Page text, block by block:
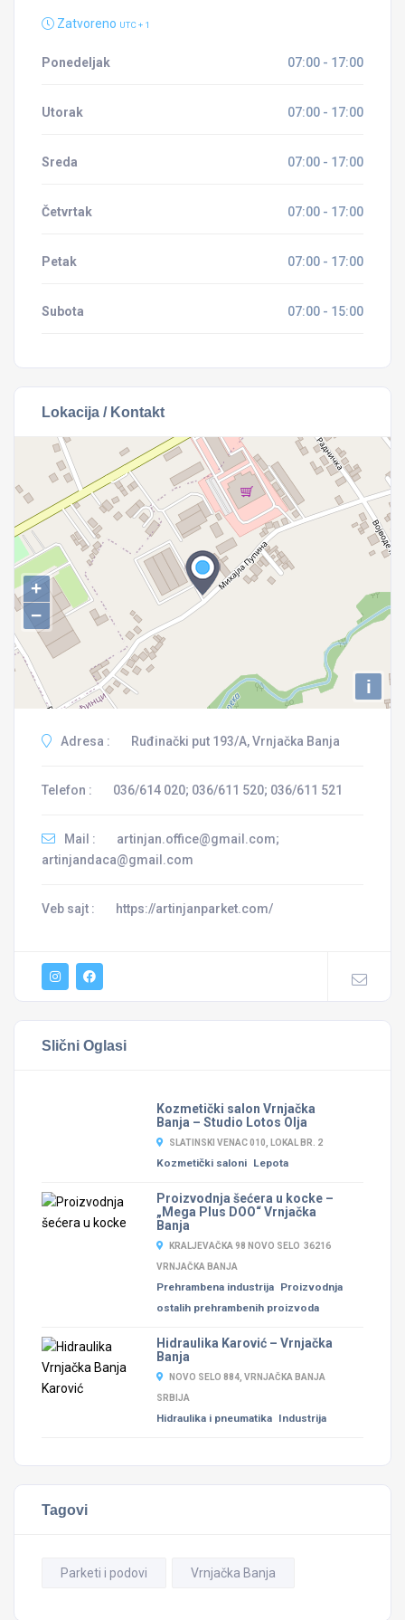
Zatvoreno UTC + 1
Ponedeljak 07:00 - 17:00
Utorak 07:00 - 17:00
Sreda 07:00 - 17:00
Četvrtak 07:00 - 17:00
Petak 07:00 - 17:00
Subota 07:00 - 15:00
Lokacija / Kontakt
+
−
i
Adresa : Ruđinački put 193/A, Vrnjačka Banja
Telefon : 036/614 020; 036/611 520; 036/611 521
Mail :
artinjan.office@gmail.com;
artinjandaca@gmail.com
Veb sajt : https://artinjanparket.com/
Slični Oglasi
Kozmetički salon Vrnjačka
Banja – Studio Lotos Olja
SLATINSKI VENAC 010, LOKAL BR. 2
Kozmetički saloni Lepota
Proizvodnja šećera u kocke –
„Mega Plus DOO“ Vrnjačka
Banja
KRALJEVAČKA 98 NOVO SELO 36216
VRNJAČKA BANJA
Prehrambena industrija Proizvodnja
ostalih prehrambenih proizvoda
Hidraulika Karović – Vrnjačka
Banja
NOVO SELO 884, VRNJAČKA BANJA
SRBIJA
Hidraulika i pneumatika Industrija
Tagovi
Parketi i podovi Vrnjačka Banja